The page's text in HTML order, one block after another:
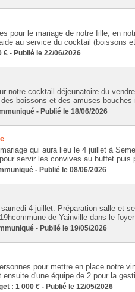
pour le mariage de notre fille, en
au service du cocktail (boissons
€ - Publié le 22/06/2026
notre cocktail déjeunatoire du
boissons et des amuses
- Publié le 18/06/2026
qui aura lieu le 4 juillet à
servir les convives au buffet puis
- Publié le 08/06/2026
4 juillet. Préparation salle et
de Yainville dans le
- Publié le 19/05/2026
pour mettre en place notre
d'une équipe de 2 pour la
: 1 000 € - Publié le 12/05/2026